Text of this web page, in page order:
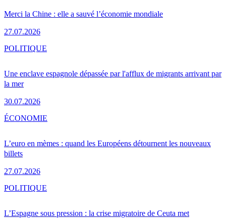
Merci la Chine : elle a sauvé l’économie mondiale
27.07.2026
Une enclave espagnole dépassée par l'afflux de migrants arrivant par
la mer
30.07.2026
POLITIQUE
L’euro en mèmes : quand les Européens détournent les nouveaux
billets
27.07.2026
ÉCONOMIE
L’Espagne sous pression : la crise migratoire de Ceuta met
POLITIQUE